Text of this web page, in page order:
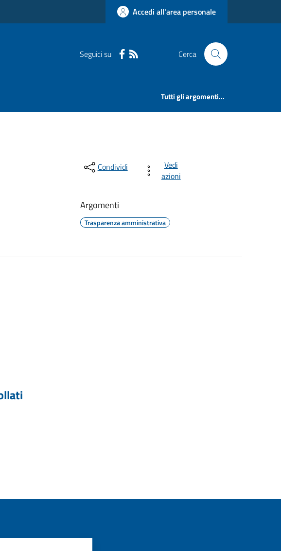
Accedi all'area personale
Seguici su Cerca
Tutti gli argomenti...
Condividi
Vedi
azioni
Argomenti
Trasparenza amministrativa